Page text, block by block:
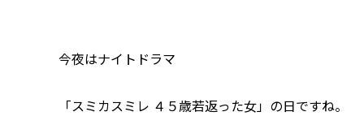
今夜はナイトドラマ
「スミカスミレ ４５歳若返った女」の日ですね。